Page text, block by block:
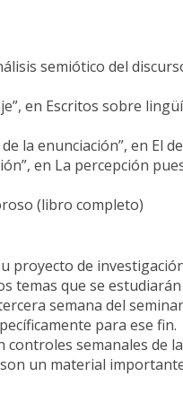
semiótico del
en Escritos sobre
la enunciación”, en El
en La percepción
(libro completo)
proyecto de
que se
semana del
para ese fin.
controles semanales
un material